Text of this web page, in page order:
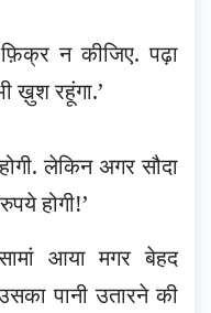
न कीजिए. पढ़ा
ख़ुश रहूंगा.’
लेकिन अगर सौदा
होगी!’
आया मगर बेहद
पानी उतारने की